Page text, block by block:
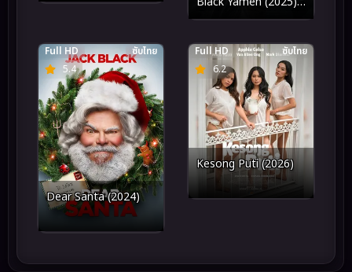
ที่ว่าการหวงเฟยหง
5.4
Full HD ซับไทย
Dear Santa (2024)
6.2
Full HD ซับไทย
Kesong Puti (2026)